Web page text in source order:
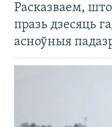
Расказваем,
празь дзесяць
асноўныя